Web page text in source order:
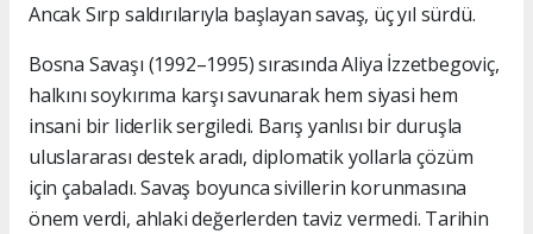
Ancak Sırp saldırılarıyla başlayan savaş, üç yıl sürdü.
Bosna Savaşı (1992–1995) sırasında Aliya İzzetbegoviç,
halkını soykırıma karşı savunarak hem siyasi hem
insani bir liderlik sergiledi. Barış yanlısı bir duruşla
uluslararası destek aradı, diplomatik yollarla çözüm
için çabaladı. Savaş boyunca sivillerin korunmasına
önem verdi, ahlaki değerlerden taviz vermedi. Tarihin